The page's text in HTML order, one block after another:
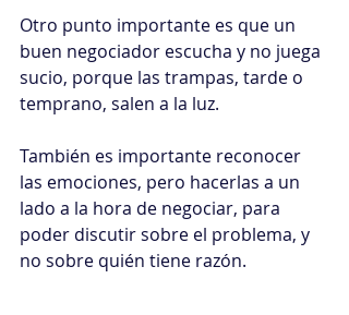
Otro punto importante es que un
buen negociador escucha y no juega
sucio, porque las trampas, tarde o
temprano, salen a la luz.
También es importante reconocer
las emociones, pero hacerlas a un
lado a la hora de negociar, para
poder discutir sobre el problema, y
no sobre quién tiene razón.